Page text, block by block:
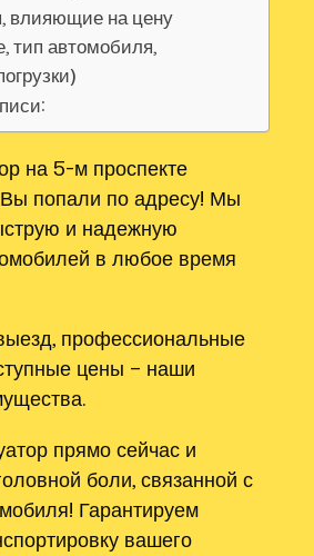
влияющие на цену
тип автомобиля,
на 5-м проспекте
попали по адресу! Мы
и надежную
в любое время
профессиональные
цены – наши
прямо сейчас и
боли, связанной с
Гарантируем
вашего